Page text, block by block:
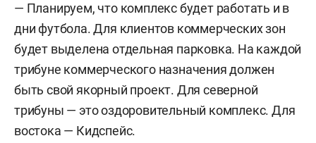
— Планируем, что комплекс будет работать и в
дни футбола. Для клиентов коммерческих зон
будет выделена отдельная парковка. На каждой
трибуне коммерческого назначения должен
быть свой якорный проект. Для северной
трибуны — это оздоровительный комплекс. Для
востока — Кидспейс.